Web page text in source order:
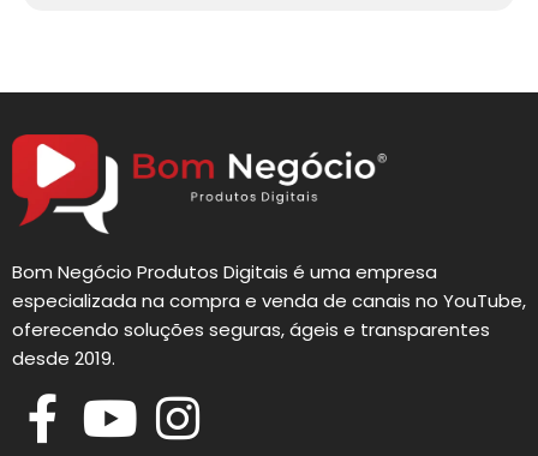
Bom Negócio Produtos Digitais é uma empresa
especializada na compra e venda de canais no YouTube,
oferecendo soluções seguras, ágeis e transparentes
desde 2019.